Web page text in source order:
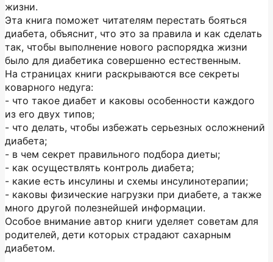
жизни.
Эта книга поможет читателям перестать бояться
диабета, объяснит, что это за правила и как сделать
так, чтобы выполнение нового распорядка жизни
было для диабетика совершенно естественным.
На страницах книги раскрываются все секреты
коварного недуга:
- что такое диабет и каковы особенности каждого
из его двух типов;
- что делать, чтобы избежать серьезных осложнений
диабета;
- в чем секрет правильного подбора диеты;
- как осуществлять контроль диабета;
- какие есть инсулины и схемы инсулинотерапии;
- каковы физические нагрузки при диабете, а также
много другой полезнейшей информации.
Особое внимание автор книги уделяет советам для
родителей, дети которых страдают сахарным
диабетом.